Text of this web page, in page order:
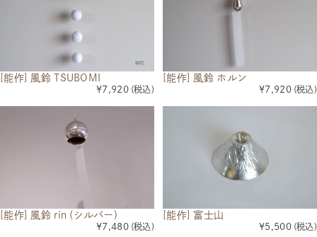
[能作] 風鈴 TSUBOMI
¥7,920 (税込)
[能作] 風鈴 ホルン
¥7,920 (税込)
[能作] 風鈴 rin (シルバー)
¥7,480 (税込)
[能作] 富士山
¥5,500 (税込)